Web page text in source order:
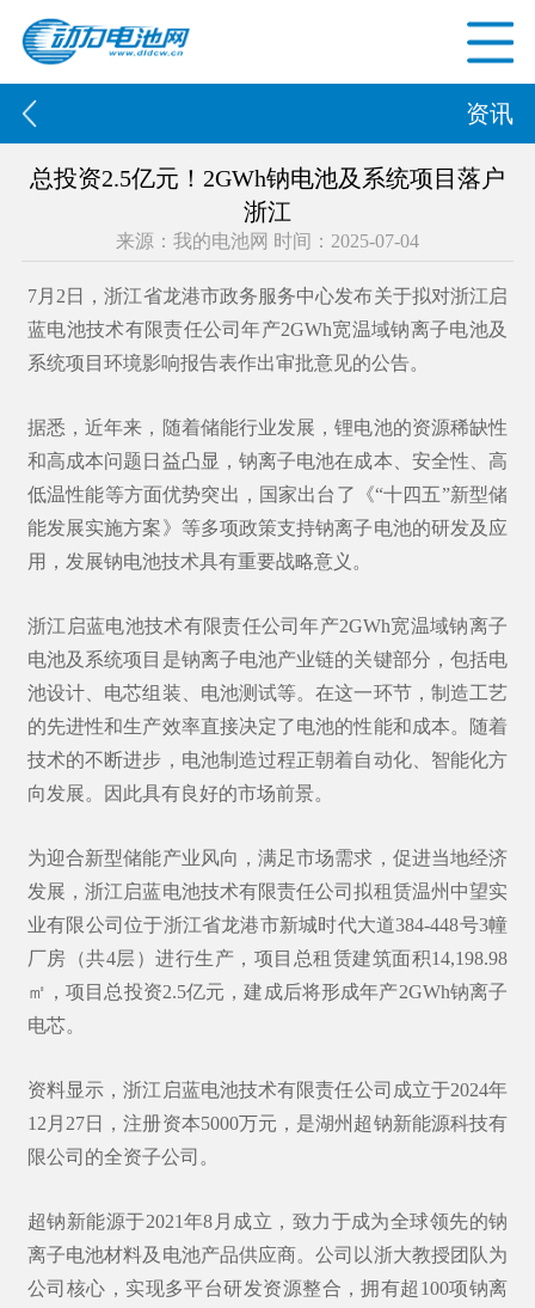
资讯
总投资2.5亿元！2GWh钠电池及系统项目落户
浙江
来源：我的电池网 时间：2025-07-04
7月2日，浙江省龙港市政务服务中心发布关于拟对浙江启
蓝电池技术有限责任公司年产2GWh宽温域钠离子电池及
系统项目环境影响报告表作出审批意见的公告。
据悉，近年来，随着储能行业发展，锂电池的资源稀缺性
和高成本问题日益凸显，钠离子电池在成本、安全性、高
低温性能等方面优势突出，国家出台了《“十四五”新型储
能发展实施方案》等多项政策支持钠离子电池的研发及应
用，发展钠电池技术具有重要战略意义。
浙江 启蓝电池技术有限责任公司年产2GWh宽温域钠离子
电池及系统项目是钠离子电池产业链的关键部分，包括电
池设计、电芯组装、电池测试等。在这一环节，制造工艺
的先进性和生产效率直接决定了电池的性能和成本。随着
技术的不断进步，电池制造过程正朝着自动化、智能化方
向发展。因此具有良好的市场前景。
为迎合新型储能产业风向，满足市场需求，促进当地经济
发展，浙江启蓝电池技术有限责任公司拟租赁温州中望实
业有限公司位于浙江省龙港市新城时代大道384-448号3幢
厂房（共4层）进行生产，项目总租赁建筑面积14,198.98
㎡，项目总投资2.5亿元，建成后将形成年产2GWh钠离子
电芯。
资料显示，浙江启蓝电池技术有限责任公司成立于2024年
12月27日，注册资本5000万元，是湖州 超钠新能源科技有
限公司的全资子公司。
超钠新能源于2021年8月成立，致力于成为全球领先的钠
离子电池材料及电池产品供应商。公司以浙大教授团队为
公司核心，实现多平台研发资源整合，拥有超100项钠离